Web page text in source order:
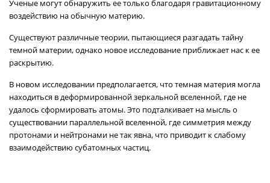
Ученые могут обнаружить ее только благодаря гравитационному
воздействию на обычную материю.
Существуют различные теории, пытающиеся разгадать тайну
темной материи, однако новое исследование приближает нас к ее
раскрытию.
В новом исследовании предполагается, что темная материя могла
находиться в деформированной зеркальной вселенной, где не
удалось сформировать атомы. Это подталкивает на мысль о
существовании параллельной вселенной, где симметрия между
протонами и нейтронами не так явна, что приводит к слабому
взаимодействию субатомных частиц.